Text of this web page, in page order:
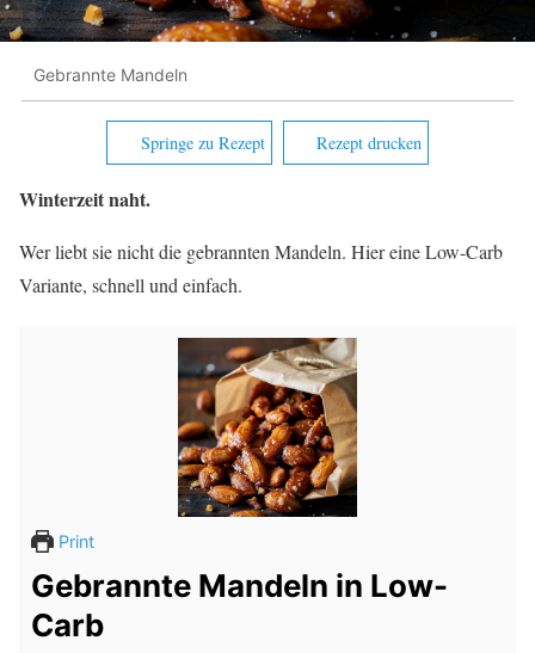
Gebrannte Mandeln
Springe zu Rezept Rezept drucken
Winterzeit naht.
Wer liebt sie nicht die gebrannten Mandeln. Hier eine Low-Carb
Variante, schnell und einfach.
Print
Gebrannte Mandeln in Low-
Carb